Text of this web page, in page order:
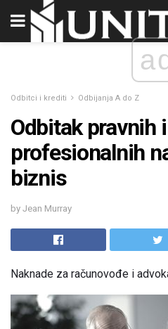
Odbitci i krediti Odbijanja A do Z
Odbitak pravnih i
profesionalnih
biznis
by Jean Murray
Naknade za računovođe i